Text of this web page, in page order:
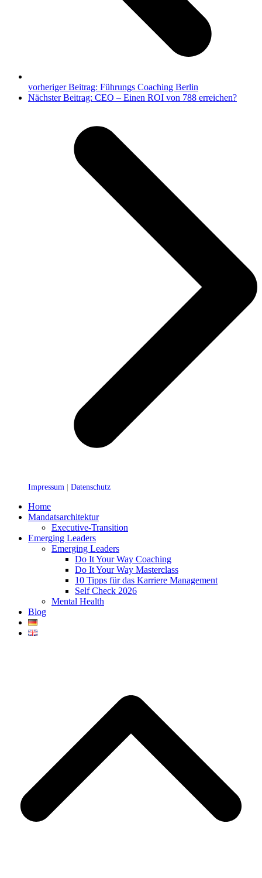
vorheriger Beitrag: Führungs Coaching Berlin
Nächster Beitrag: CEO – Einen ROI von 788 erreichen?
Impressum | Datenschutz
Home
Mandatsarchitektur
Executive-Transition
Emerging Leaders
Emerging Leaders
Do It Your Way Coaching
Do It Your Way Masterclass
10 Tipps für das Karriere Management
Self Check 2026
Mental Health
Blog